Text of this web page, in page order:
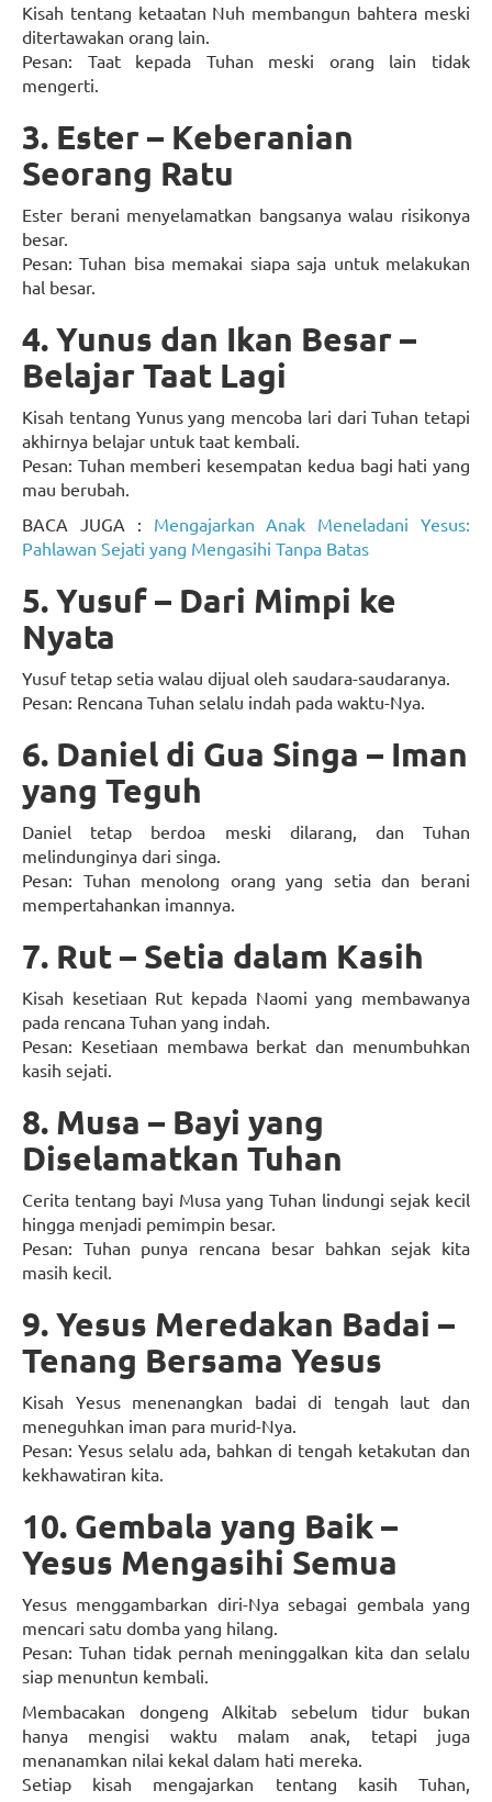
Kisah tentang ketaatan Nuh membangun bahtera meski
ditertawakan orang lain.
Pesan: Taat kepada Tuhan meski orang lain tidak
mengerti.
3. Ester – Keberanian
Seorang Ratu
Ester berani menyelamatkan bangsanya walau risikonya
besar.
Pesan: Tuhan bisa memakai siapa saja untuk melakukan
hal besar.
4. Yunus dan Ikan Besar –
Belajar Taat Lagi
Kisah tentang Yunus yang mencoba lari dari Tuhan tetapi
akhirnya belajar untuk taat kembali.
Pesan: Tuhan memberi kesempatan kedua bagi hati yang
mau berubah.
BACA JUGA : Mengajarkan Anak Meneladani Yesus:
Pahlawan Sejati yang Mengasihi Tanpa Batas
5. Yusuf – Dari Mimpi ke
Nyata
Yusuf tetap setia walau dijual oleh saudara-saudaranya.
Pesan: Rencana Tuhan selalu indah pada waktu-Nya.
6. Daniel di Gua Singa – Iman
yang Teguh
Daniel tetap berdoa meski dilarang, dan Tuhan
melindunginya dari singa.
Pesan: Tuhan menolong orang yang setia dan berani
mempertahankan imannya.
7. Rut – Setia dalam Kasih
Kisah kesetiaan Rut kepada Naomi yang membawanya
pada rencana Tuhan yang indah.
Pesan: Kesetiaan membawa berkat dan menumbuhkan
kasih sejati.
8. Musa – Bayi yang
Diselamatkan Tuhan
Cerita tentang bayi Musa yang Tuhan lindungi sejak kecil
hingga menjadi pemimpin besar.
Pesan: Tuhan punya rencana besar bahkan sejak kita
masih kecil.
9. Yesus Meredakan Badai –
Tenang Bersama Yesus
Kisah Yesus menenangkan badai di tengah laut dan
meneguhkan iman para murid-Nya.
Pesan: Yesus selalu ada, bahkan di tengah ketakutan dan
kekhawatiran kita.
10. Gembala yang Baik –
Yesus Mengasihi Semua
Yesus menggambarkan diri-Nya sebagai gembala yang
mencari satu domba yang hilang.
Pesan: Tuhan tidak pernah meninggalkan kita dan selalu
siap menuntun kembali.
Membacakan dongeng Alkitab sebelum tidur bukan
hanya mengisi waktu malam anak, tetapi juga
menanamkan nilai kekal dalam hati mereka.
Setiap kisah mengajarkan tentang kasih Tuhan,